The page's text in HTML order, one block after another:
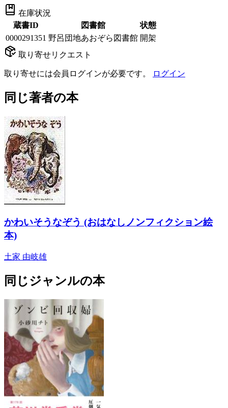
在庫状況
蔵書ID
図書館
状態
0000291351 野呂団地あおぞら図書館 開架
取り寄せリクエスト
取り寄せには会員ログインが必要です。 ログイン
同じ著者の本
かわいそうなぞう (おはなしノンフィクション絵
本)
土家 由岐雄
同じジャンルの本